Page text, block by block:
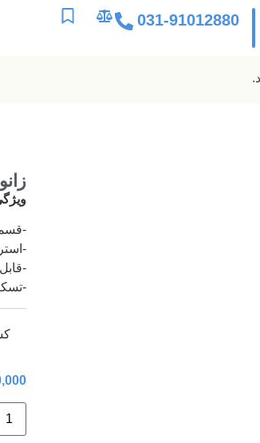
031-91012880
-
-
-
-